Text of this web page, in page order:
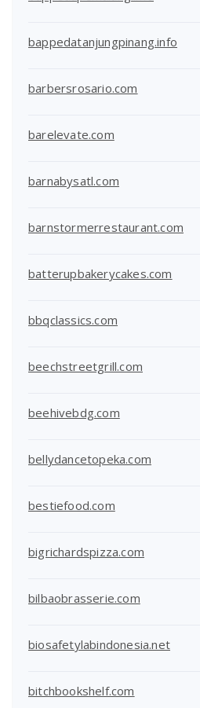
bappedatanjungpinang.info
barbersrosario.com
barelevate.com
barnabysatl.com
barnstormerrestaurant.com
batterupbakerycakes.com
bbqclassics.com
beechstreetgrill.com
beehivebdg.com
bellydancetopeka.com
bestiefood.com
bigrichardspizza.com
bilbaobrasserie.com
biosafetylabindonesia.net
bitchbookshelf.com